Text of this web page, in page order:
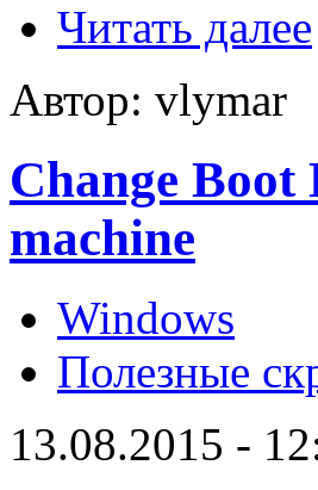
Читать далее
Автор: vlymar
Change
machine
Windows
Полезные
13.08.2015 -